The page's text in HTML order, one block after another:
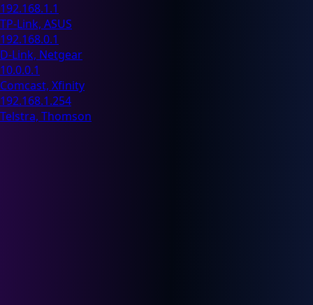
192.168.1.1
TP-Link, ASUS
192.168.0.1
D-Link, Netgear
10.0.0.1
Comcast, Xfinity
192.168.1.254
Telstra, Thomson